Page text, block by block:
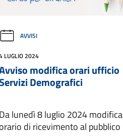
AVVISI
LUGLIO 2024
modifica orari ufficio
Demografici
Da lunedì 8 luglio 2024 modifica
orario di ricevimento al pubblico